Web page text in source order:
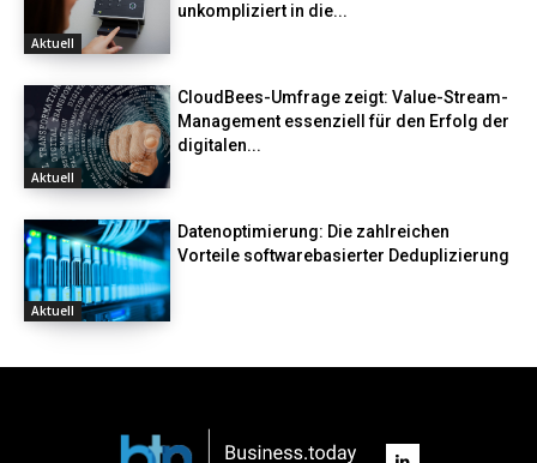
Aktuell
unkompliziert in die...
Aktuell
CloudBees-Umfrage zeigt: Value-Stream-
Management essenziell für den Erfolg der
digitalen...
Aktuell
Datenoptimierung: Die zahlreichen
Vorteile softwarebasierter Deduplizierung